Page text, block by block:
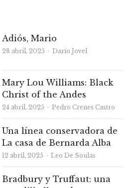
Adiós, Mario
28 abril, 2025 Autor
Darío Jovel
Mary Lou Williams: Black
Christ of the Andes
24 abril, 2025 Autor
Pedro Crenes Castro
Una línea conservadora de
La casa de Bernarda Alba
12 abril, 2025 Autor
Leo De Soulas
Bradbury y Truffaut: una